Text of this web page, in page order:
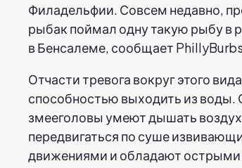
Филадельфии. Совсем недавно,
рыбак поймал одну такую рыбу в
в Бенсалеме, сообщает
Отчасти тревога вокруг этого
способностью выходить из воды.
змееголовы умеют дышать
передвигаться по суше
движениями и обладают острыми